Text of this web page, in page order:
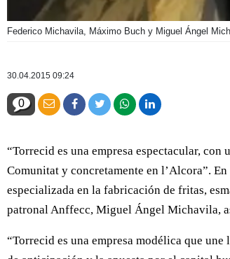
Federico Michavila, Máximo Buch y Miguel Ángel
30.04.2015 09:24
0
“Torrecid es una empresa espectacular,
Comunitat y concretamente en l’Alcora”.
especializada en la fabricación de fritas,
patronal Anffecc, Miguel Ángel Michavila,
“Torrecid es una empresa modélica que